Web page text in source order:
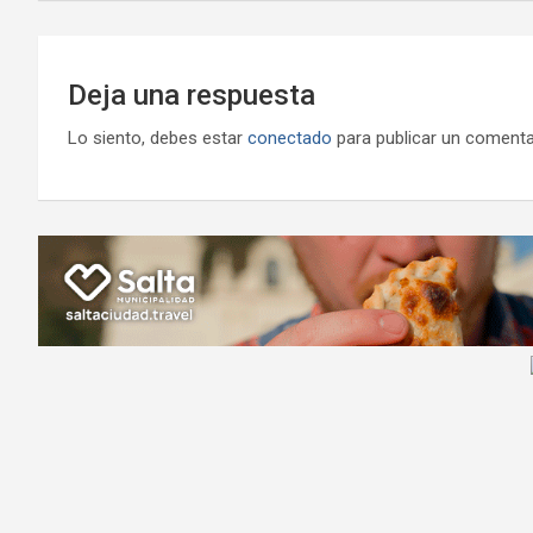
Deja una respuesta
Lo siento, debes estar conectado para publicar un